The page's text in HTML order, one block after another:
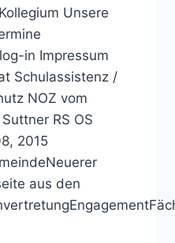
Unsere
in Impressum
Schulassistenz /
NOZ vom
RS OS
2015
aus den